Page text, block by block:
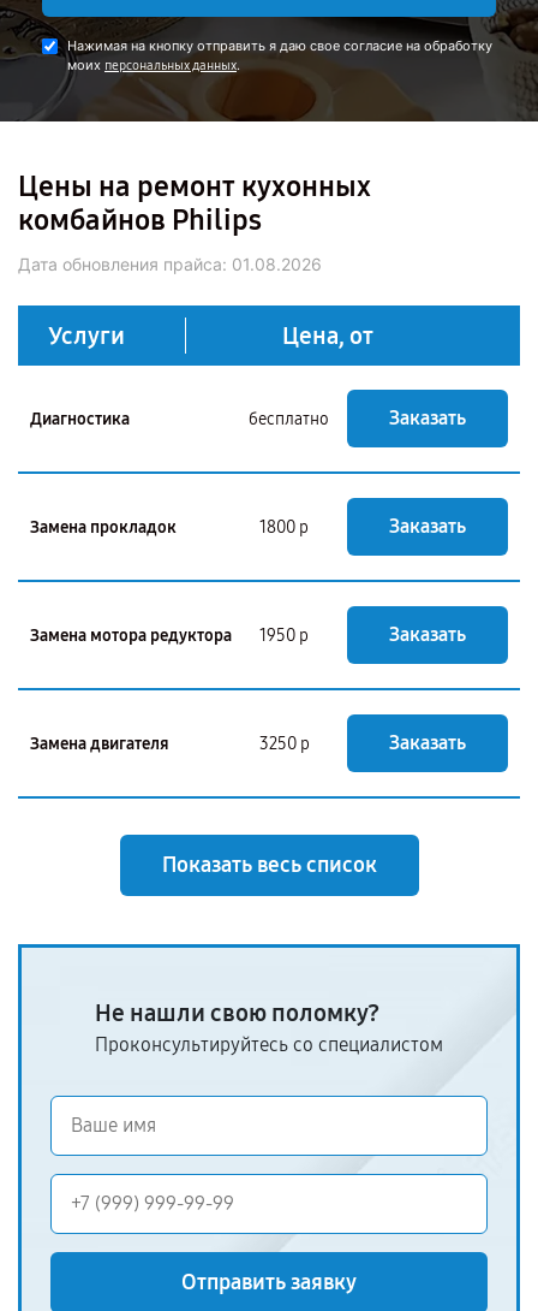
Нажимая на кнопку отправить я даю свое согласие на обработку
моих персональных данных.
Цены на ремонт кухонных
комбайнов Philips
Дата обновления прайса: 01.08.2026
Услуги Цена, от
Диагностика бесплатно Заказать
Замена прокладок 1800 р Заказать
Замена мотора редуктора 1950 р Заказать
Замена двигателя 3250 р Заказать
Показать весь список
Не нашли свою поломку?
Проконсультируйтесь со специалистом
Отправить заявку